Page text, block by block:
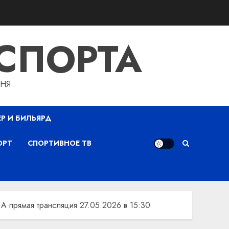
И БИЛЬЯРД
СПОРТИВНОЕ ТВ
прямая трансляция 27.05.2026 в 15:30